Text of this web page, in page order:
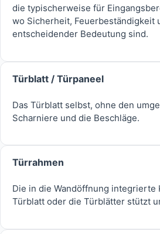
die typischerweise für
wo Sicherheit, Feuerbeständigkeit
entscheidender Bedeutung sind.
Türblatt / Türpaneel
Das Türblatt selbst, ohne den
Scharniere und die Beschläge.
Türrahmen
Die in die Wandöffnung integrierte
Türblatt oder die Türblätter stützt